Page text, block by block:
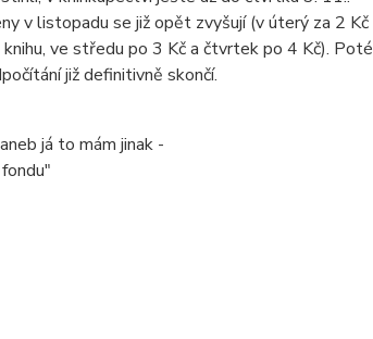
v listopadu se již opět zvyšují (v úterý za 2 Kč
knihu, ve středu po 3 Kč a čtvrtek po 4 Kč). Poté
již definitivně skončí.
já to mám jinak -